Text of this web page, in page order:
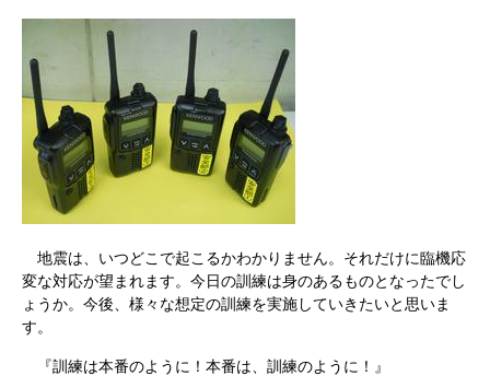
地震は、いつどこで起こるかわかりません。それだけに臨機応
変な対応が望まれます。今日の訓練は身のあるものとなったでし
ょうか。今後、様々な想定の訓練を実施していきたいと思いま
す。
『訓練は本番のように！本番は、訓練のように！』